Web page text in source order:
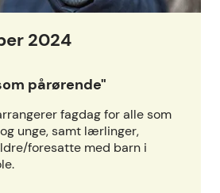
2024
pårørende"
fagdag for alle som
unge, samt lærlinger,
foresatte med barn i